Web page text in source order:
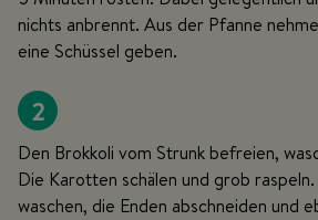
nichts anbrennt. Aus der Pfanne
eine Schüssel geben.
2
Den Brokkoli vom Strunk befreien,
Die Karotten schälen und grob raspeln.
waschen, die Enden abschneiden und